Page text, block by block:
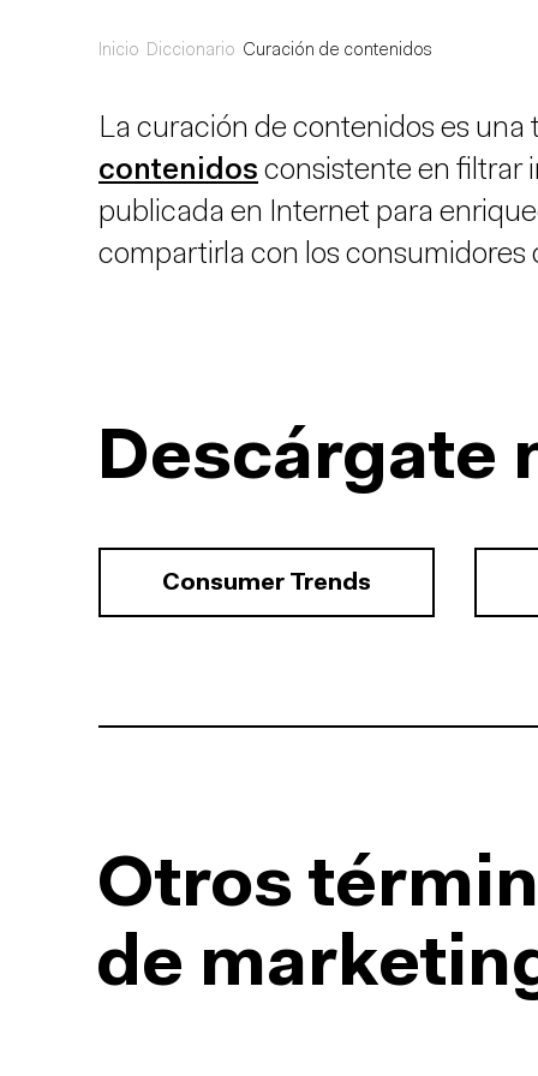
Inicio Diccionario Curación de contenidos
La curación de contenidos es
contenidos consistente en filtrar
publicada en Internet para
compartirla con los consumidores
Descárgate
Consumer Trends
Otros
de